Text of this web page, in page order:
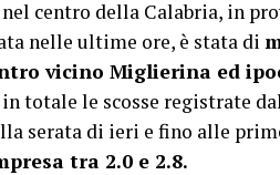
centro della Calabria, in
nelle ultime ore, è stata di
vicino Miglierina ed
totale le scosse registrate
serata di ieri e fino alle
tra 2.0 e 2.8.